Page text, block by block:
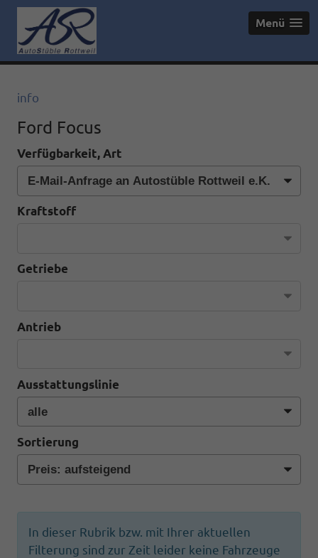
Menü
info
Ford Focus
Verfügbarkeit, Art
Kraftstoff
Getriebe
Antrieb
Ausstattungslinie
Sortierung
In dieser Rubrik bzw. mit Ihrer aktuellen
Filterung sind zur Zeit leider keine Fahrzeuge